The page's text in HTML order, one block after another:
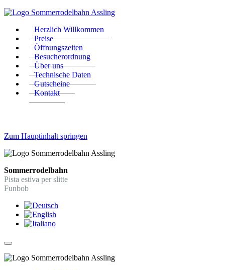
Herzlich Willkommen
Preise
Öffnungszeiten
Besucherordnung
Über uns
Technische Daten
Gutscheine
Kontakt
Zum Hauptinhalt springen
Sommerrodelbahn
Pista estiva per slitte
Funbob